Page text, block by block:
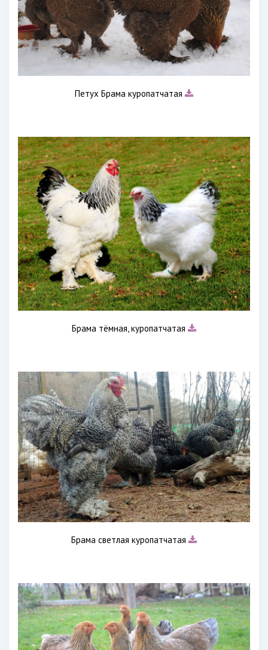
Петух Брама куропатчатая
Брама тёмная, куропатчатая
Брама светлая куропатчатая